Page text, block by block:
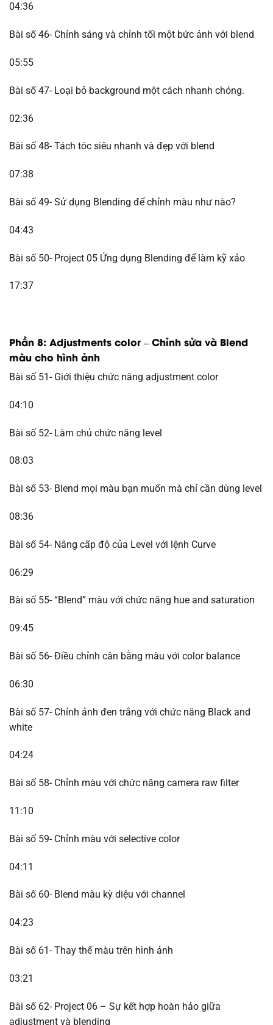
04:36
Bài số 46- Chỉnh sáng và chỉnh tối một bức ảnh với blend
05:55
Bài số 47- Loại bỏ background một cách nhanh chóng.
02:36
Bài số 48- Tách tóc siêu nhanh và đẹp với blend
07:38
Bài số 49- Sử dụng Blending để chỉnh màu như nào?
04:43
Bài số 50- Project 05 Ứng dụng Blending để làm kỹ xảo
17:37
Phần 8: Adjustments color – Chỉnh sửa và Blend
màu cho hình ảnh
Bài số 51- Giới thiệu chức năng adjustment color
04:10
Bài số 52- Làm chủ chức năng level
08:03
Bài số 53- Blend mọi màu bạn muốn mà chỉ cần dùng level
08:36
Bài số 54- Nâng cấp độ của Level với lệnh Curve
06:29
Bài số 55- “Blend” màu với chức năng hue and saturation
09:45
Bài số 56- Điều chỉnh cân bằng màu với color balance
06:30
Bài số 57- Chỉnh ảnh đen trắng với chức năng Black and
white
04:24
Bài số 58- Chỉnh màu với chức năng camera raw filter
11:10
Bài số 59- Chỉnh màu với selective color
04:11
Bài số 60- Blend màu kỳ diệu với channel
04:23
Bài số 61- Thay thế màu trên hình ảnh
03:21
Bài số 62- Project 06 – Sự kết hợp hoàn hảo giữa
adjustment và blending